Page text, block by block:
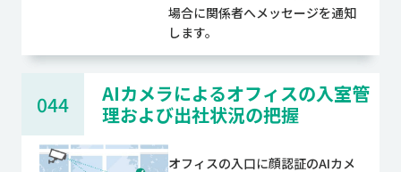
場合に関係者へメッセージを通知
します。
044
AIカメラによるオフィスの入室管
理および出社状況の把握
オフィスの入口に顔認証のAIカメ